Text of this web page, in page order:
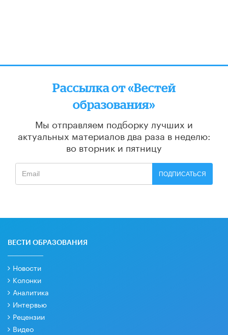
Рассылка от «Вестей
образования»
Мы отправляем подборку лучших и
актуальных материалов два раза в неделю:
во вторник и пятницу
ПОДПИСАТЬСЯ
ВЕСТИ ОБРАЗОВАНИЯ
Новости
Колонки
Аналитика
Интервью
Рецензии
Видео